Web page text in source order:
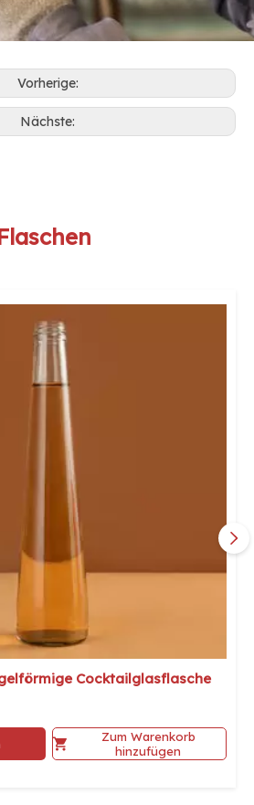
Vorherige:
Nächste:
Cocktailglasflasche
Zum Warenkorb
hinzufügen